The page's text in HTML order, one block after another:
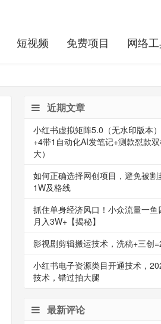
短视频 免费项目 网络
近期文章
小红书虚拟矩阵5.0（无水印版本
+4带1自动化AI发笔记+测款怼款
大）
如何正确选择网创项目，避免被
1W及格线
抓住单身经济风口！小众流量一
月入3W+【揭秘】
影视剧剪辑搬运技术，洗稿+三创
小红书电子资源类目开通技术，
技术，错过拍大腿
最新评论